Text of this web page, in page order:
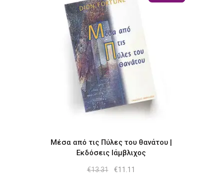
Μέσα από τις Πύλες του θανάτου |
Εκδόσεις Ιάμβλιχος
€13.31
Original
€11.11